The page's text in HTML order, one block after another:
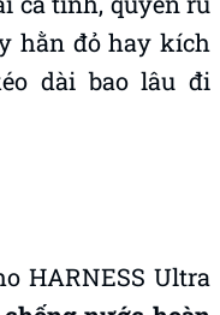
hằn đỏ hay kích
dài bao lâu đi
nước hoàn